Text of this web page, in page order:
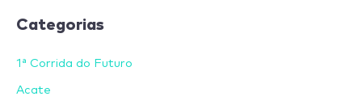
Categorias
1ª Corrida do Futuro
Acate